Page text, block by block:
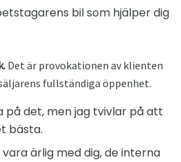
bil som hjälper dig
Det är provokationen av klienten
fullständiga öppenhet.
på det, men jag tvivlar på att
bästa.
ärlig med dig, de interna